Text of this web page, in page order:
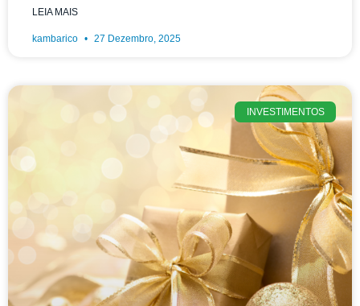
LEIA MAIS
kambarico 27 Dezembro, 2025
INVESTIMENTOS